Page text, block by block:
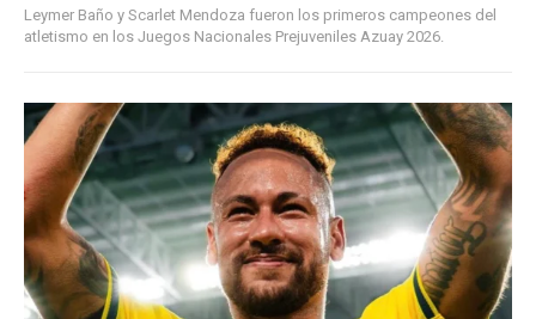
Leymer Baño y Scarlet Mendoza fueron los primeros campeones del
atletismo en los Juegos Nacionales Prejuveniles Azuay 2026.